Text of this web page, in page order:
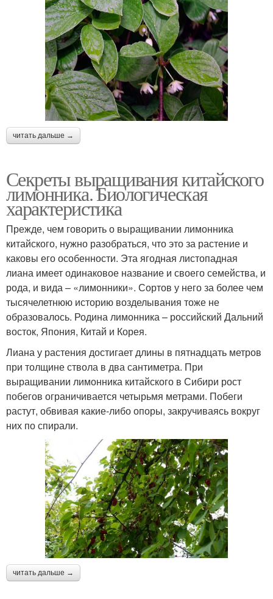
читать дальше →
Секреты выращивания китайского
лимонника. Биологическая
характеристика
Прежде, чем говорить о выращивании лимонника
китайского, нужно разобраться, что это за растение и
каковы его особенности. Эта ягодная листопадная
лиана имеет одинаковое название и своего семейства, и
рода, и вида – «лимонники». Сортов у него за более чем
тысячелетнюю историю возделывания тоже не
образовалось. Родина лимонника – российский Дальний
восток, Япония, Китай и Корея.
Лиана у растения достигает длины в пятнадцать метров
при толщине ствола в два сантиметра. При
выращивании лимонника китайского в Сибири рост
побегов ограничивается четырьмя метрами. Побеги
растут, обвивая какие-либо опоры, закручиваясь вокруг
них по спирали.
читать дальше →